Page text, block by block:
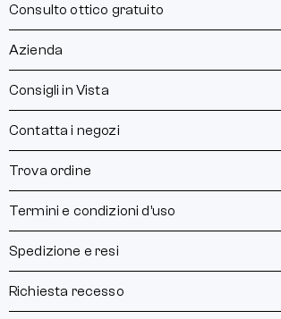
Consulto ottico gratuito
Azienda
Consigli in Vista
Contatta i negozi
Trova ordine
Termini e condizioni d’uso
Spedizione e resi
Richiesta recesso